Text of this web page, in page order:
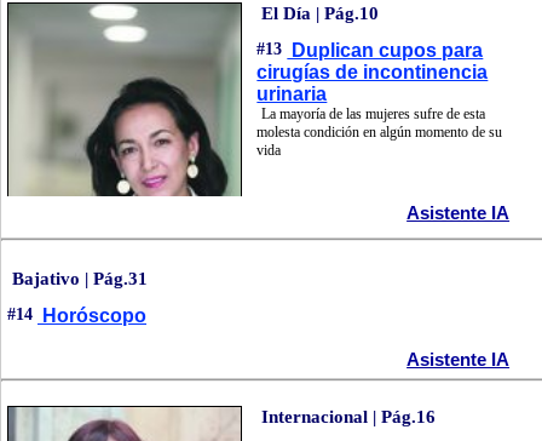
El Día | Pág.10
#13
Duplican cupos para
cirugías de incontinencia
urinaria
La mayoría de las mujeres sufre de esta
molesta condición en algún momento de su
vida
Asistente IA
Bajativo | Pág.31
#14 Horóscopo
Asistente IA
Internacional | Pág.16